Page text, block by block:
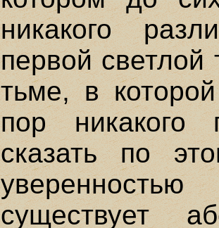
никакого
первой светлой
тьме, в
пор никакого
сказать по
существует